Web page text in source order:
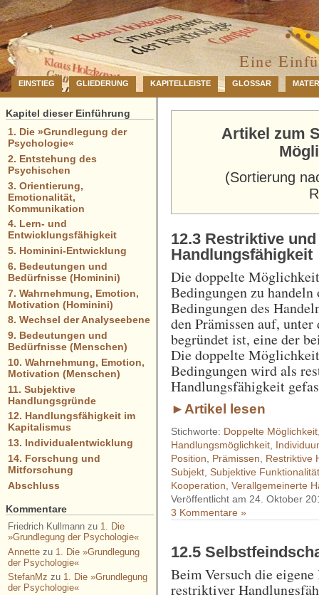
…
Eine
EINSTIEG GLIEDERUNG KAPITELLEISTE GLOSSAR
Artikel zum
(Sortierung
12.3 Restriktive
Handlungsfähigkeit
Die doppelte
Bedingungen zu
Bedingungen des
den Prämissen auf,
begründet ist, eine der
Die doppelte
Bedingungen wird als
Handlungsfähigkeit
►Artikel lesen
Stichworte: Doppelte Möglichkeit
Handlungsmöglichkeit
Position
Prämissen
Restriktive
Subjekt ,Subjektive
Kooperation ,Verallgemeinerte
Veröffentlicht am 24. Oktober
3 Kommentare »
12.5
Beim Versuch die
restriktiver
Kapitel dieser Einführung
1. Die »Grundlegung der
Psychologie«
2. Entstehung des
Psychischen
3. Orientierung,
Emotionalität,
Kommunikation
4. Lern- und
Entwicklungsfähigkeit
5. Hominini-Entwicklung
6. Bedeutungen und
Bedürfnisse (Hominini)
7. Wahrnehmung, Emotion,
Motivation (Hominini)
8. Wechsel der Analyseebene
9. Bedeutungen und
Bedürfnisse (Menschen)
10. Wahrnehmung, Emotion,
Motivation (Menschen)
11. Subjektive
Handlungsgründe
12. Handlungsfähigkeit im
Kapitalismus
13. Individualentwicklung
14. Forschung und
Mitforschung
Abschluss
Kommentare
Friedrich Kullmannzu 1. Die
»Grundlegung der Psychologie«
Annettezu 1. Die »Grundlegung
der Psychologie«
StefanMz zu 1. Die »Grundlegung
der Psychologie«